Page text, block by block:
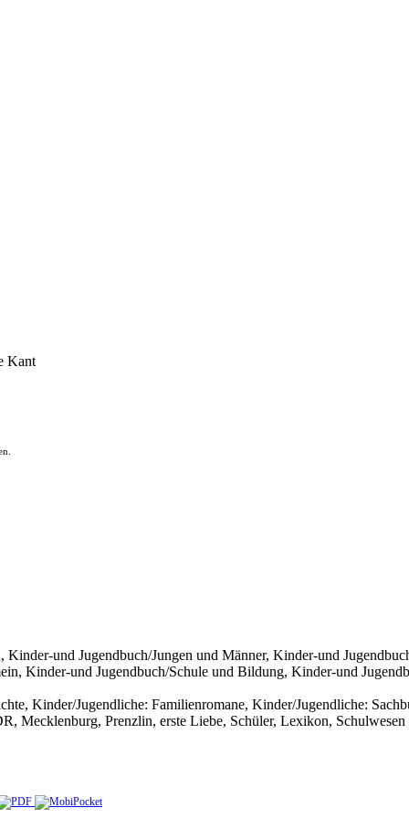
und Jugendbuch/Jungen und Männer, Kinder-und
Kinder-und Jugendbuch/Schule und Bildung, Kinder-und
Kinder/Jugendliche: Familienromane, Kinder/Jugendliche:
Mecklenburg, Prenzlin, erste Liebe, Schüler, Lexikon, Schulwesen